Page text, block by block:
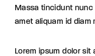
Massa tincidunt
amet aliquam id diam
Lorem ipsum dolor